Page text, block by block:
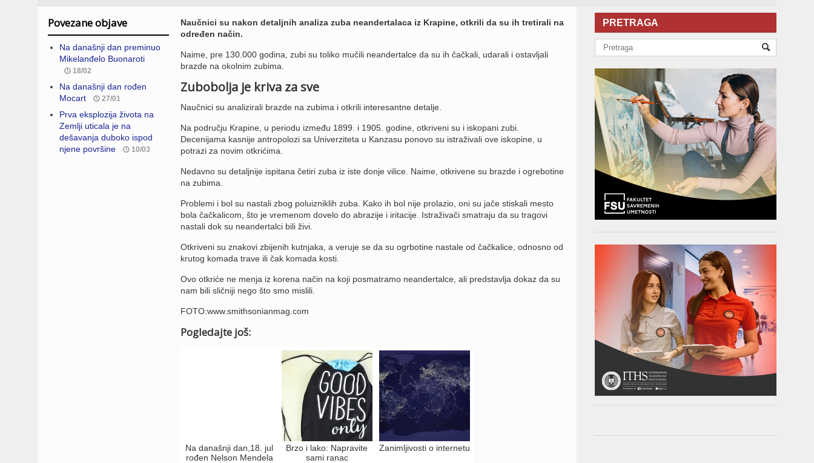
Povezane objave
Na današnji dan preminuo
Mikelanđelo Buonaroti
18/02
Na današnji dan rođen
Mocart
27/01
Prva eksplozija života na
Zemlji uticala je na
dešavanja duboko ispod
njene površine
10/03
Naučnici su nakon detaljnih analiza zuba neandertalaca iz Krapine, otkrili da su ih tretirali na
određen način.
Naime, pre 130.000 godina, zubi su toliko mučili neandertalce da su ih čačkali, udarali i ostavljali
brazde na okolnim zubima.
Zubobolja je kriva za sve
Naučnici su analizirali brazde na zubima i otkrili interesantne detalje.
Na području Krapine, u periodu između 1899. i 1905. godine, otkriveni su i iskopani zubi.
Decenijama kasnije antropolozi sa Univerziteta u Kanzasu ponovo su istraživali ove iskopine, u
potrazi za novim otkrićima.
Nedavno su detaljnije ispitana četiri zuba iz iste donje vilice. Naime, otkrivene su brazde i ogrebotine
na zubima.
Problemi i bol su nastali zbog poluizniklih zuba. Kako ih bol nije prolazio, oni su jače stiskali mesto
bola čačkalicom, što je vremenom dovelo do abrazije i iritacije. Istraživači smatraju da su tragovi
nastali dok su neandertalci bili živi.
Otkriveni su znakovi zbijenih kutnjaka, a veruje se da su ogrbotine nastale od čačkalice, odnosno od
krutog komada trave ili čak komada kosti.
Ovo otkriće ne menja iz korena način na koji posmatramo neandertalce, ali predstavlja dokaz da su
nam bili sličniji nego što smo mislili.
FOTO:www.smithsonianmag.com
Pogledajte još:
Na današnji dan,18. jul
rođen Nelson Mendela
Brzo i lako: Napravite
sami ranac
Zanimljivosti o internetu
PRETRAGA